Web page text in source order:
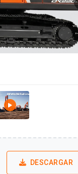
DESCARGAR